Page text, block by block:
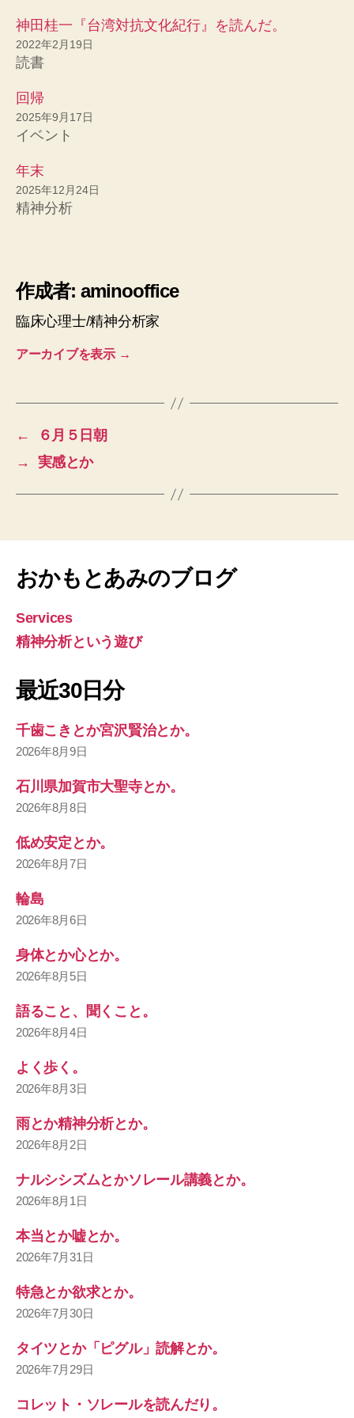
神田桂一『台湾対抗文化紀行』を読んだ。
2022年2月19日
読書
回帰
2025年9月17日
イベント
年末
2025年12月24日
精神分析
作成者: aminooffice
臨床心理士/精神分析家
アーカイブを表示 →
←
６月５日朝
→
実感とか
おかもとあみのブログ
Services
精神分析という遊び
最近30日分
千歯こきとか宮沢賢治とか。
2026年8月9日
石川県加賀市大聖寺とか。
2026年8月8日
低め安定とか。
2026年8月7日
輪島
2026年8月6日
身体とか心とか。
2026年8月5日
語ること、聞くこと。
2026年8月4日
よく歩く。
2026年8月3日
雨とか精神分析とか。
2026年8月2日
ナルシシズムとかソレール講義とか。
2026年8月1日
本当とか嘘とか。
2026年7月31日
特急とか欲求とか。
2026年7月30日
タイツとか「ピグル」読解とか。
2026年7月29日
コレット・ソレールを読んだり。